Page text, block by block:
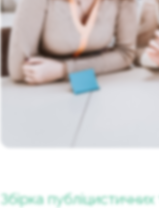
Збірка публіцистичних